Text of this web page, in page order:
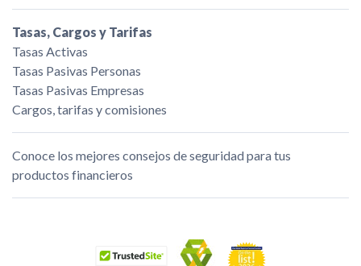
Tasas, Cargos y Tarifas
Tasas Activas
Tasas Pasivas Personas
Tasas Pasivas Empresas
Cargos, tarifas y comisiones
Conoce los mejores consejos de seguridad para tus
productos financieros